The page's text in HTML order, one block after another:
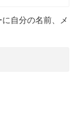
自分の名前、メ